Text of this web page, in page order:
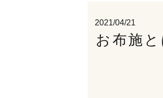
2021/04/21
お布施